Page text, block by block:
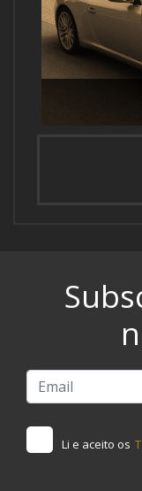
Li e aceito os